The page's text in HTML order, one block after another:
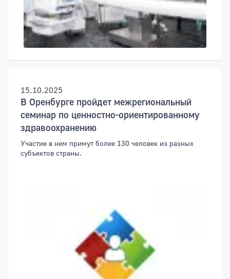
15.10.2025
В Оренбурге пройдет межрегиональный
семинар по ценностно-ориентированному
здравоохранению
Участие в нем примут более 130 человек из разных
субъектов страны.